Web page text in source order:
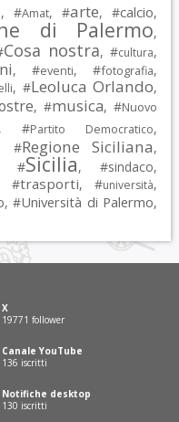
, #Amat, #arte, #calcio,
di Palermo,
Cosa nostra, #cultura,
, #eventi, #fotografia,
, #Leoluca Orlando,
, #musica, #Nuovo
, #Partito Democratico,
#Regione Siciliana,
#Sicilia, #sindaco,
#trasporti, #università,
, #Università di Palermo,
X
19771 follower
Canale YouTube
136 iscritti
Notifiche desktop
130 iscritti